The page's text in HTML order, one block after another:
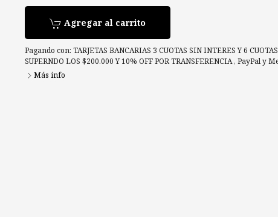
Agregar al carrito
Pagando con: TARJETAS BANCARIAS 3 CUOTAS SIN INTERES Y 6 CUOTAS
SUPERNDO LOS $200.000 Y 10% OFF POR TRANSFERENCIA , PayPaly
Más info